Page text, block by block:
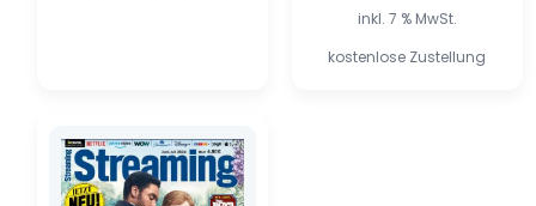
inkl. 7 % MwSt.
kostenlose Zustellung
Preis
war:
4,90 €
Preis
ist:
0,40 €.